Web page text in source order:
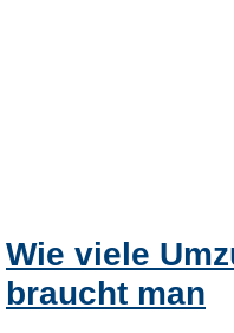
Wie viele
braucht man